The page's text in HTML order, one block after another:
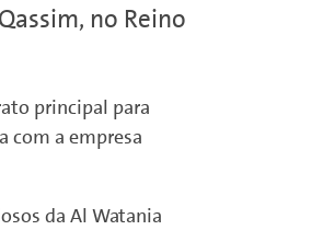
no Reino
principal para
com a empresa
da Al Watania